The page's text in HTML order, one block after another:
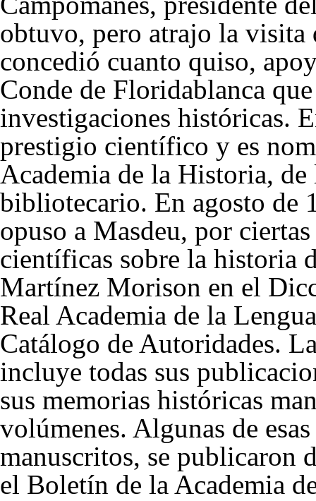
obtuvo, pero atrajo la visita
concedió cuanto quiso,
Conde de Floridablanca
investigaciones históricas.
prestigio científico y es
Academia de la Historia,
bibliotecario. En agosto de
opuso a Masdeu, por
científicas sobre la historia
Martínez Morison en el
Real Academia de la
Catálogo de Autoridades.
incluye todas sus
sus memorias históricas
volúmenes. Algunas de
manuscritos, se publicaron
el Boletín de la Academia